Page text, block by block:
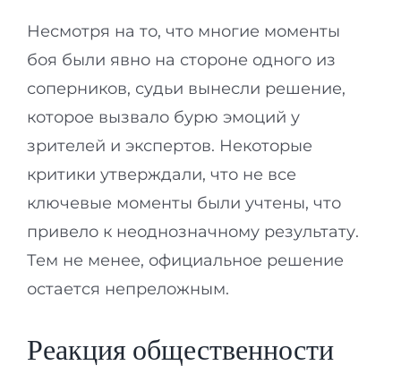
Несмотря на то, что многие моменты
боя были явно на стороне одного из
соперников, судьи вынесли решение,
которое вызвало бурю эмоций у
зрителей и экспертов. Некоторые
критики утверждали, что не все
ключевые моменты были учтены, что
привело к неоднозначному результату.
Тем не менее, официальное решение
остается непреложным.
Реакция общественности